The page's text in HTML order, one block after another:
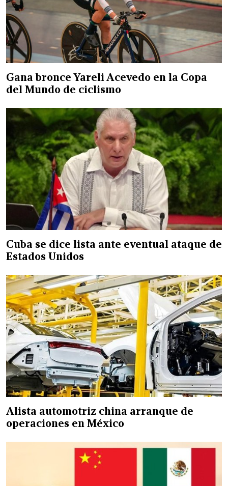
Gana bronce Yareli Acevedo en la Copa
del Mundo de ciclismo
Cuba se dice lista ante eventual ataque de
Estados Unidos
Alista automotriz china arranque de
operaciones en México